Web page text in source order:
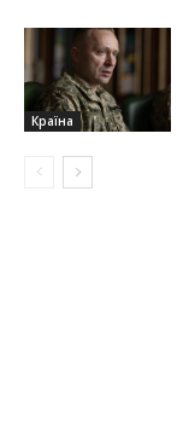
Країна